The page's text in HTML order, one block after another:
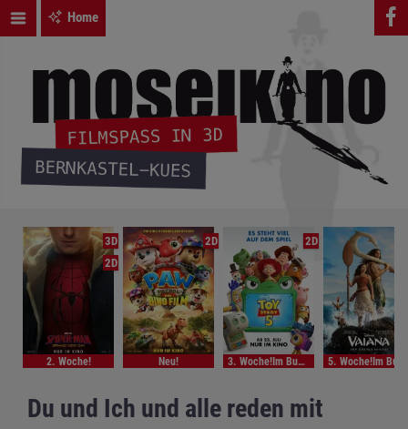
Home
3D
2D
2. Woche!
2D
Neu!
2D
3. Woche!Im Bundesstart
Du und Ich und alle reden mit